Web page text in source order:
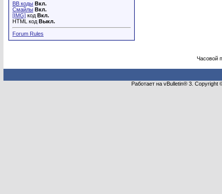
BB коды Вкл.
Смайлы Вкл.
[IMG] код Вкл.
HTML код Выкл.
Forum Rules
Часовой
Работает на vBulletin® 3.